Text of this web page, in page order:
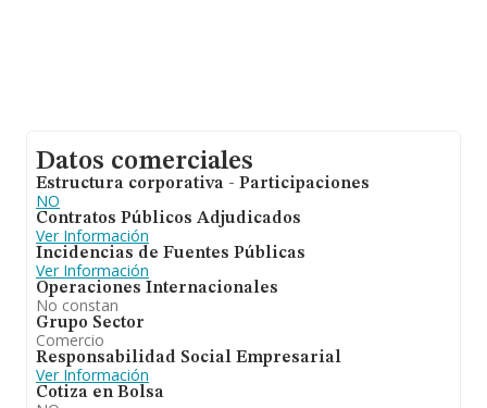
Datos comerciales
Estructura corporativa - Participaciones
NO
Contratos Públicos Adjudicados
Ver Información
Incidencias de Fuentes Públicas
Ver Información
Operaciones Internacionales
No constan
Grupo Sector
Comercio
Responsabilidad Social Empresarial
Ver Información
Cotiza en Bolsa